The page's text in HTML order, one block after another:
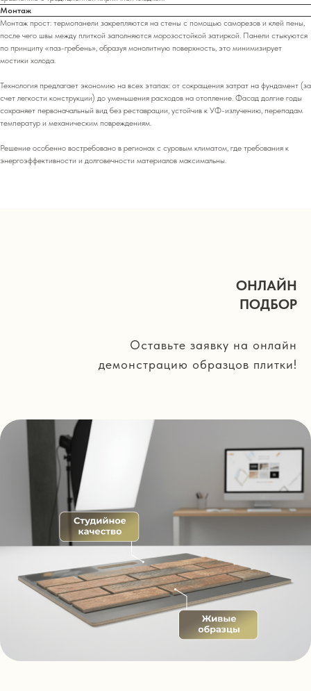
Монтаж
Монтаж прост: термопанели закрепляются на стены с помощью саморезов и клей пены,
после чего швы между плиткой заполняются морозостойкой затиркой. Панели стыкуются
по принципу «паз-гребень», образуя монолитную поверхность, это минимизирует
мостики холода.
Технология предлагает экономию на всех этапах: от сокращения затрат на фундамент (за
счет легкости конструкции) до уменьшения расходов на отопление. Фасад долгие годы
сохраняет первоначальный вид без реставрации, устойчив к УФ-излучению, перепадам
температур и механическим повреждениям.
Решение особенно востребовано в регионах с суровым климатом, где требования к
энергоэффективности и долговечности материалов максимальны.
ОНЛАЙН
ПОДБОР
Оставьте заявку на онлайн
демонстрацию образцов плитки!